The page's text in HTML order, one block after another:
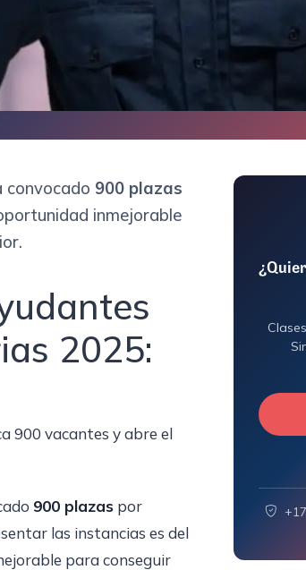
convocado 900 plazas
inmejorable
2025:
900 vacantes y abre el
900 plazas por
las instancias es del
para conseguir